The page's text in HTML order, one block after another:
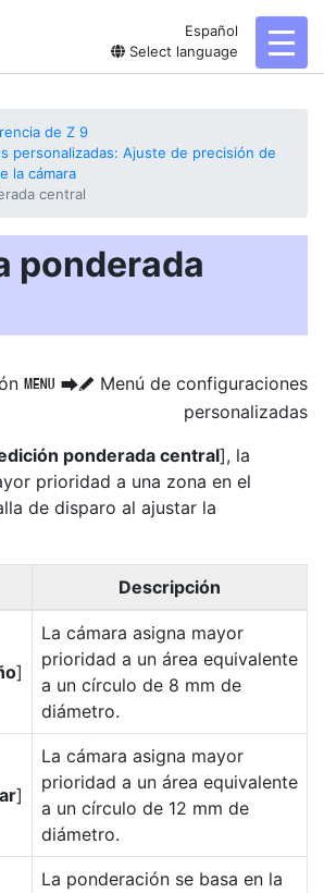
Español
Select language
de Z 9
personalizadas: Ajuste de precisión de
la cámara
central
ponderada
G UA Menú de configuraciones
personalizadas
ponderada central], la
prioridad a una zona en el
de disparo al ajustar la
Descripción
]
La cámara asigna mayor
prioridad a un área equivalente
a un círculo de 8 mm de
diámetro.
]
La cámara asigna mayor
prioridad a un área equivalente
a un círculo de 12 mm de
diámetro.
La ponderación se basa en la